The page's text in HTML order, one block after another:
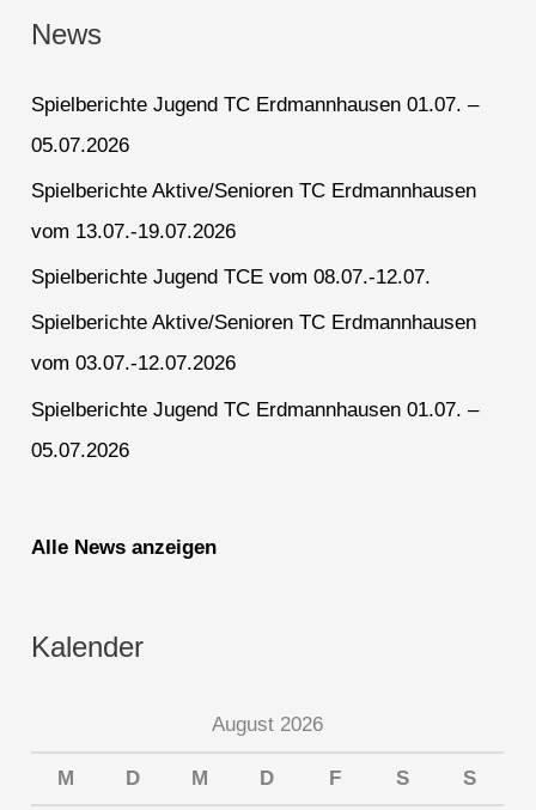
News
Spielberichte Jugend TC Erdmannhausen 01.07. –
05.07.2026
Spielberichte Aktive/Senioren TC Erdmannhausen
vom 13.07.-19.07.2026
Spielberichte Jugend TCE vom 08.07.-12.07.
Spielberichte Aktive/Senioren TC Erdmannhausen
vom 03.07.-12.07.2026
Spielberichte Jugend TC Erdmannhausen 01.07. –
05.07.2026
Alle News anzeigen
Kalender
August 2026
M D M D F S S